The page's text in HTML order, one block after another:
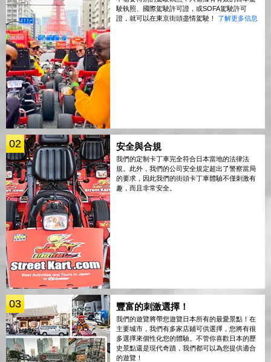
駛執照、國際駕駛許可證，或SOFA駕駛許可
證，就可以在東京街頭盡情駕駛！ 了解更多信息
02 安全與合規
我們的定制卡丁車完全符合日本當地的法律法
規。此外，我們的公司安全規定超出了警察當局
的要求，因此我們的街頭卡丁車體驗不僅刺激有
趣，而且非常安全。
03 豐富的刺激選擇！
我們的遊覽將帶您遊覽日本所有的最愛景點！在
主要城市，我們有多家店鋪可供選擇，您將有很
多選擇來個性化您的體驗。不管你喜歡日本的歷
史景點還是現代奇蹟，我們都可以為您提供適合
的遊覽！